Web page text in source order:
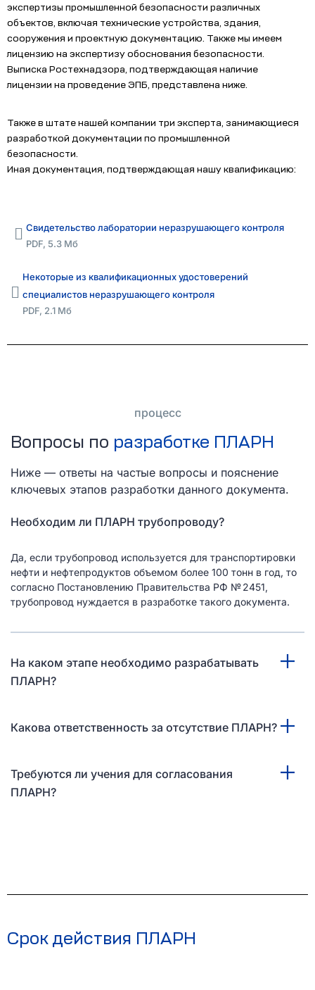
экспертизы промышленной безопасности различных
объектов, включая технические устройства, здания,
сооружения и проектную документацию. Также мы имеем
лицензию на экспертизу обоснования безопасности.
Выписка Ростехнадзора, подтверждающая наличие
лицензии на проведение ЭПБ, представлена ниже.
Также в штате нашей компании три эксперта, занимающиеся
разработкой документации по промышленной
безопасности.
Иная документация, подтверждающая нашу квалификацию:
Свидетельство лаборатории неразрушающего контроля
PDF, 5.3 Мб
Некоторые из квалификационных удостоверений
специалистов неразрушающего контроля
PDF, 2.1 Мб
процесс
Вопросы по разработке ПЛАРН
Ниже — ответы на частые вопросы и пояснение
ключевых этапов разработки данного документа.
Необходим ли ПЛАРН трубопроводу?
Да, если трубопровод используется для транспортировки
нефти и нефтепродуктов объемом более 100 тонн в год, то
согласно Постановлению Правительства РФ № 2451,
трубопровод нуждается в разработке такого документа.
На каком этапе необходимо разрабатывать
ПЛАРН?
Какова ответственность за отсутствие ПЛАРН?
Требуются ли учения для согласования
ПЛАРН?
Срок действия ПЛАРН